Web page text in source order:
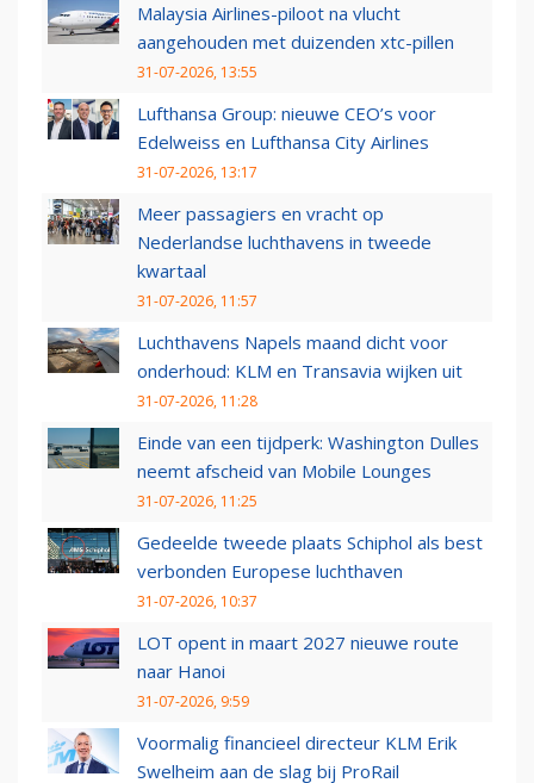
Malaysia Airlines-piloot na vlucht
aangehouden met duizenden xtc-pillen
31-07-2026, 13:55
Lufthansa Group: nieuwe CEO’s voor
Edelweiss en Lufthansa City Airlines
31-07-2026, 13:17
Meer passagiers en vracht op
Nederlandse luchthavens in tweede
kwartaal
31-07-2026, 11:57
Luchthavens Napels maand dicht voor
onderhoud: KLM en Transavia wijken uit
31-07-2026, 11:28
Einde van een tijdperk: Washington Dulles
neemt afscheid van Mobile Lounges
31-07-2026, 11:25
Gedeelde tweede plaats Schiphol als best
verbonden Europese luchthaven
31-07-2026, 10:37
LOT opent in maart 2027 nieuwe route
naar Hanoi
31-07-2026, 9:59
Voormalig financieel directeur KLM Erik
Swelheim aan de slag bij ProRail